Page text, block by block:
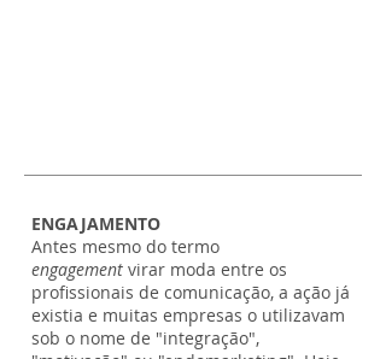
ENGAJAMENTO
Antes mesmo do termo
engagement virar moda entre os
profissionais de comunicação, a ação já
existia e muitas empresas o utilizavam
sob o nome de "integração",